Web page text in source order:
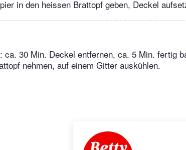
in den heissen Brattopf geben, Deckel
ca. 30 Min. Deckel entfernen, ca. 5 Min. fertig
nehmen, auf einem Gitter auskühlen.